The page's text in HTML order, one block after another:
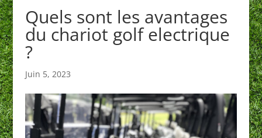
Quels sont les avantages
du chariot golf electrique
?
Juin 5, 2023